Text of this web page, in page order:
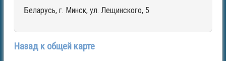
Беларусь, г. Минск, ул. Лещинского, 5
Назад к общей карте